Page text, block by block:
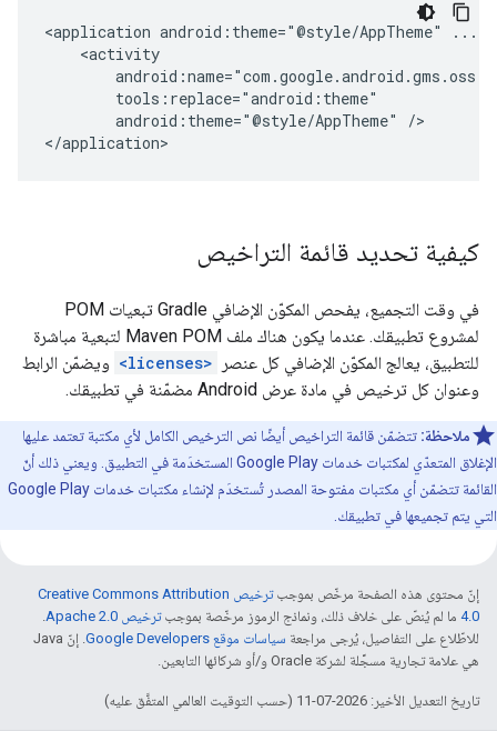
<application android:theme="@style/AppTheme"
android:theme="@style/AppTheme"
/>
</application>
كيفية تحديد قائمة التراخيص
في وقت التجميع، يفحص المكوّن الإضافي Gradle تبعيات POM
لمشروع تطبيقك. عندما يكون هناك ملف Maven POM لتبعية مباشرة
للتطبيق، يعالج المكوّن الإضافي كل عنصر
<licenses> ويضمّن الرابط
وعنوان كل ترخيص في مادة عرض Android مضمّنة في تطبيقك.
ملاحظة: تتضمّن قائمة التراخيص أيضًا نص الترخيص الكامل لأي مكتبة تعتمد عليها
الإغلاق المتعدّي لمكتبات خدمات Google Play المستخدَمة في التطبيق. ويعني ذلك أنّ
القائمة تتضمّن أي مكتبات مفتوحة المصدر تُستخدَم لإنشاء مكتبات خدمات Google Play
التي يتم تجميعها في تطبيقك.
إنّ محتوى هذه الصفحة مرخّص بموجب
ترخيص Creative Commons Attribution
4.0‏ ما لم يُنصّ على خلاف ذلك، ونماذج الرموز مرخّصة بموجبترخيص Apache 2.0‏
.
للاطّلاع على التفاصيل، يُرجى مراجعة سياسات موقع Google Developers‏
. إنّ Java
هي علامة تجارية مسجَّلة لشركة Oracle و/أو شركائها التابعين.
تاريخ التعديل الأخير: 2026-07-11 (حسب التوقيت العالمي المتفَّق عليه)